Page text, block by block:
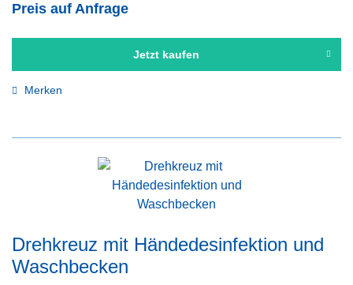
Preis auf Anfrage
Jetzt kaufen
Merken
Drehkreuz mit Händedesinfektion und
Waschbecken